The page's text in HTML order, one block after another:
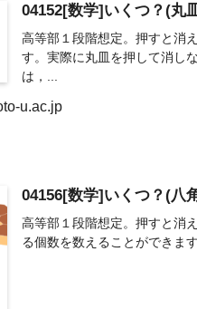
04152[数学]いくつ？(丸
高等部１段階想定。押すと消
す。実際に丸皿を押して消し
は，...
u.ac.jp
04156[数学]いくつ？(八
高等部１段階想定。押すと消
る個数を数えることができま